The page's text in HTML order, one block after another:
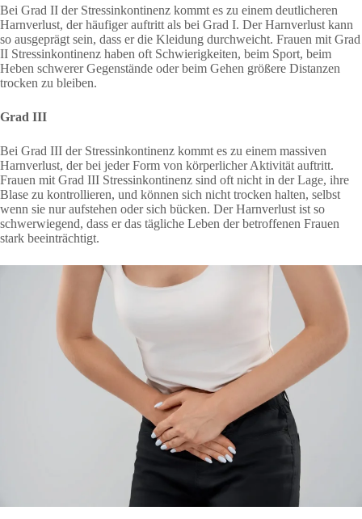
Bei Grad II der Stressinkontinenz kommt es zu einem deutlicheren
Harnverlust, der häufiger auftritt als bei Grad I. Der Harnverlust kann
so ausgeprägt sein, dass er die Kleidung durchweicht. Frauen mit Grad
II Stressinkontinenz haben oft Schwierigkeiten, beim Sport, beim
Heben schwerer Gegenstände oder beim Gehen größere Distanzen
trocken zu bleiben.
Grad III
Bei Grad III der Stressinkontinenz kommt es zu einem massiven
Harnverlust, der bei jeder Form von körperlicher Aktivität auftritt.
Frauen mit Grad III Stressinkontinenz sind oft nicht in der Lage, ihre
Blase zu kontrollieren, und können sich nicht trocken halten, selbst
wenn sie nur aufstehen oder sich bücken. Der Harnverlust ist so
schwerwiegend, dass er das tägliche Leben der betroffenen Frauen
stark beeinträchtigt.